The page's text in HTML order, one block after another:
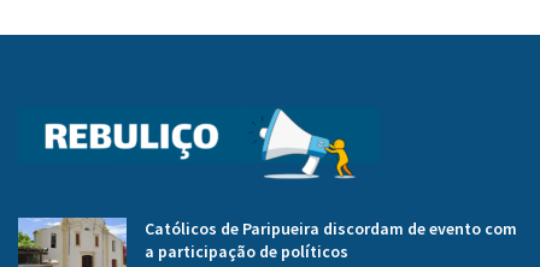
Católicos de Paripueira discordam de evento com
a participação de políticos